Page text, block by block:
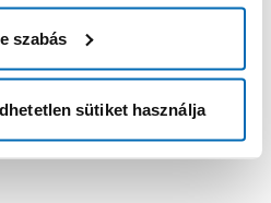
szabás
sütiket használja